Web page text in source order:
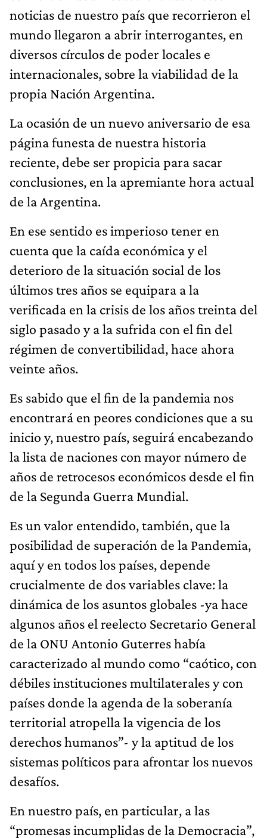
noticias de nuestro país que recorrieron el
mundo llegaron a abrir interrogantes, en
diversos círculos de poder locales e
internacionales, sobre la viabilidad de la
propia Nación Argentina.
La ocasión de un nuevo aniversario de esa
página funesta de nuestra historia
reciente, debe ser propicia para sacar
conclusiones, en la apremiante hora actual
de la Argentina.
En ese sentido es imperioso tener en
cuenta que la caída económica y el
deterioro de la situación social de los
últimos tres años se equipara a la
verificada en la crisis de los años treinta del
siglo pasado y a la sufrida con el fin del
régimen de convertibilidad, hace ahora
veinte años.
Es sabido que el fin de la pandemia nos
encontrará en peores condiciones que a su
inicio y, nuestro país, seguirá encabezando
la lista de naciones con mayor número de
años de retrocesos económicos desde el fin
de la Segunda Guerra Mundial.
Es un valor entendido, también, que la
posibilidad de superación de la Pandemia,
aquí y en todos los países, depende
crucialmente de dos variables clave: la
dinámica de los asuntos globales -ya hace
algunos años el reelecto Secretario General
de la ONU Antonio Guterres había
caracterizado al mundo como “caótico, con
débiles instituciones multilaterales y con
países donde la agenda de la soberanía
territorial atropella la vigencia de los
derechos humanos”- y la aptitud de los
sistemas políticos para afrontar los nuevos
desafíos.
En nuestro país, en particular, a las
“promesas incumplidas de la Democracia”,